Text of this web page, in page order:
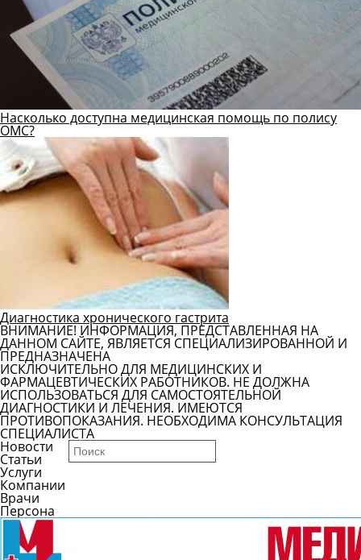
Насколько доступна медицинская помощь по полису
ОМС?
Диагностика хронического гастрита
ВНИМАНИЕ! ИНФОРМАЦИЯ, ПРЕДСТАВЛЕННАЯ НА
ДАННОМ САЙТЕ, ЯВЛЯЕТСЯ СПЕЦИАЛИЗИРОВАННОЙ И
ПРЕДНАЗНАЧЕНА
ИСКЛЮЧИТЕЛЬНО ДЛЯ МЕДИЦИНСКИХ И
ФАРМАЦЕВТИЧЕСКИХ РАБОТНИКОВ. НЕ ДОЛЖНА
ИСПОЛЬЗОВАТЬСЯ ДЛЯ САМОСТОЯТЕЛЬНОЙ
ДИАГНОСТИКИ И ЛЕЧЕНИЯ. ИМЕЮТСЯ
ПРОТИВОПОКАЗАНИЯ. НЕОБХОДИМА КОНСУЛЬТАЦИЯ
СПЕЦИАЛИСТА
Новости
Статьи
Услуги
Компании
Врачи
Персона